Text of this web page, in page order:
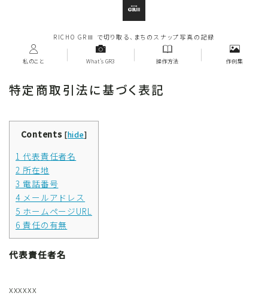
RICHO GRⅢ で切り取る、まちのスナップ写真の記録
私のこと What's GR3 操作方法 作例集
特定商取引法に基づく表記
Contents [hide]
1 代表責任者名
2 所在地
3 電話番号
4メールアドレス
5 ホームページURL
6 責任の有無
代表責任者名
xxxxxx